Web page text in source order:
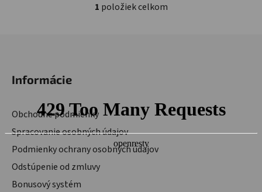
Ovládacie prvky výpisu
1 položiek celkom
Informácie
Obchodné podmienky
Spracovanie osobných údajov
Podmienky ochrany osobných údajov
Odstúpenie od zmluvy
Bonusový systém